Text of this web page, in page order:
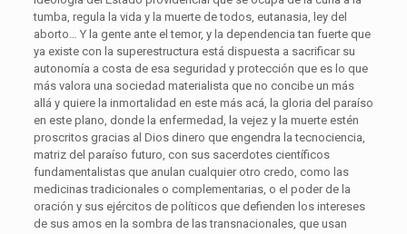
tumba, regula la vida y la muerte de todos, eutanasia, ley del
aborto… Y la gente ante el temor, y la dependencia tan fuerte que
ya existe con la superestructura está dispuesta a sacrificar su
autonomía a costa de esa seguridad y protección que es lo que
más valora una sociedad materialista que no concibe un más
allá y quiere la inmortalidad en este más acá, la gloria del paraíso
en este plano, donde la enfermedad, la vejez y la muerte estén
proscritos gracias al Dios dinero que engendra la tecnociencia,
matriz del paraíso futuro, con sus sacerdotes científicos
fundamentalistas que anulan cualquier otro credo, como las
medicinas tradicionales o complementarias, o el poder de la
oración y sus ejércitos de políticos que defienden los intereses
de sus amos en la sombra de las transnacionales, que usan